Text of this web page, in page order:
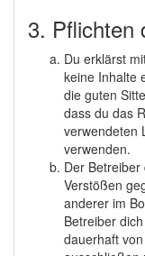
3. Pflichten
Du erklärst
keine Inhalte
die guten
dass du das
verwendeten
verwenden.
Der
Verstößen
anderer im
Betreiber
dauerhaft